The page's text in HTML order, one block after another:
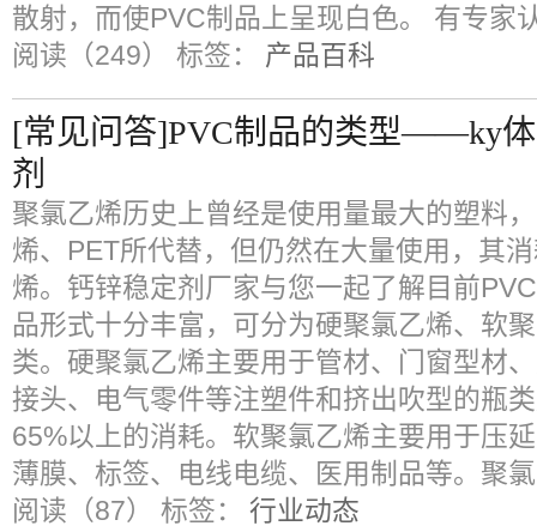
散射，而使PVC制品上呈现白色。 有专家
阅读（249） 标签： 产品百科
[常见问答]PVC制品的类型——ky
剂
聚氯乙烯历史上曾经是使用量最大的塑料
烯、PET所代替，但仍然在大量使用，其
烯。钙锌稳定剂厂家与您一起了解目前
品形式十分丰富，可分为硬聚氯乙烯、软
类。硬聚氯乙烯主要用于管材、门窗型材
接头、电气零件等注塑件和挤出吹型的瓶
65%以上的消耗。软聚氯乙烯主要用于压
薄膜、标签、电线电缆、医用制品等。聚
阅读（87） 标签： 行业动态